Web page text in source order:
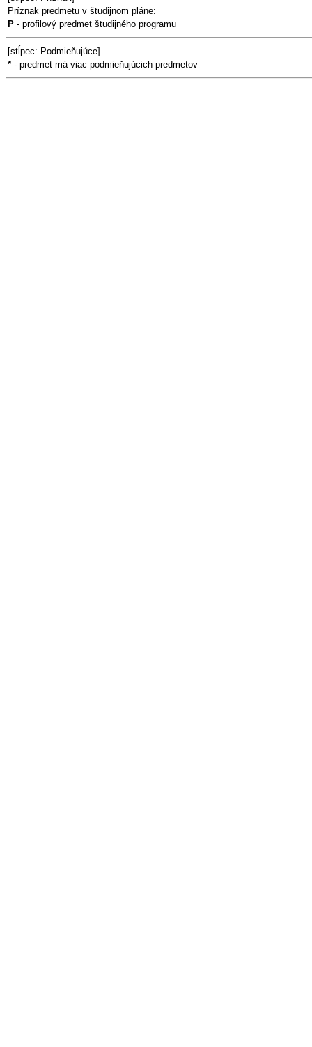
Príznak predmetu v študijnom pláne:
P - profilový predmet študijného programu
[stĺpec: Podmieňujúce]
* - predmet má viac podmieňujúcich predmetov